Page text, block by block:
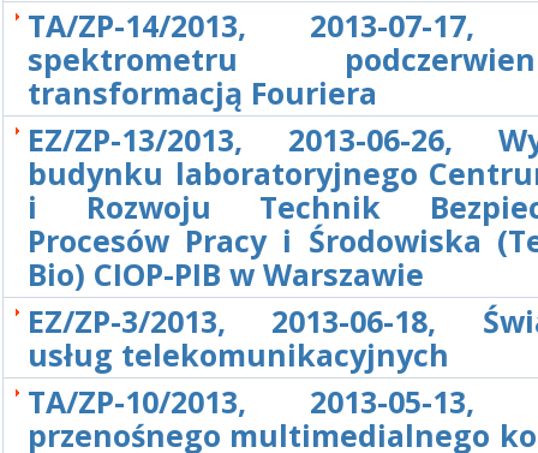
TA/ZP-14/2013, 2013-07-17,
spektrometru
transformacją Fouriera
EZ/ZP-13/2013, 2013-06-26,
budynku laboratoryjnego
i Rozwoju Technik
Procesów Pracy i Środowiska
Bio) CIOP-PIB w Warszawie
EZ/ZP-3/2013, 2013-06-18,
usług telekomunikacyjnych
TA/ZP-10/2013, 2013-05-13,
przenośnego multimedialnego